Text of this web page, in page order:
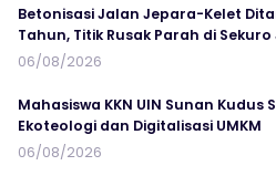
Betonisasi Jalan Jepara-Kelet
Tahun, Titik Rusak Parah di
06/08/2026
Mahasiswa KKN UIN Sunan
Ekoteologi dan Digitalisasi UMKM
06/08/2026